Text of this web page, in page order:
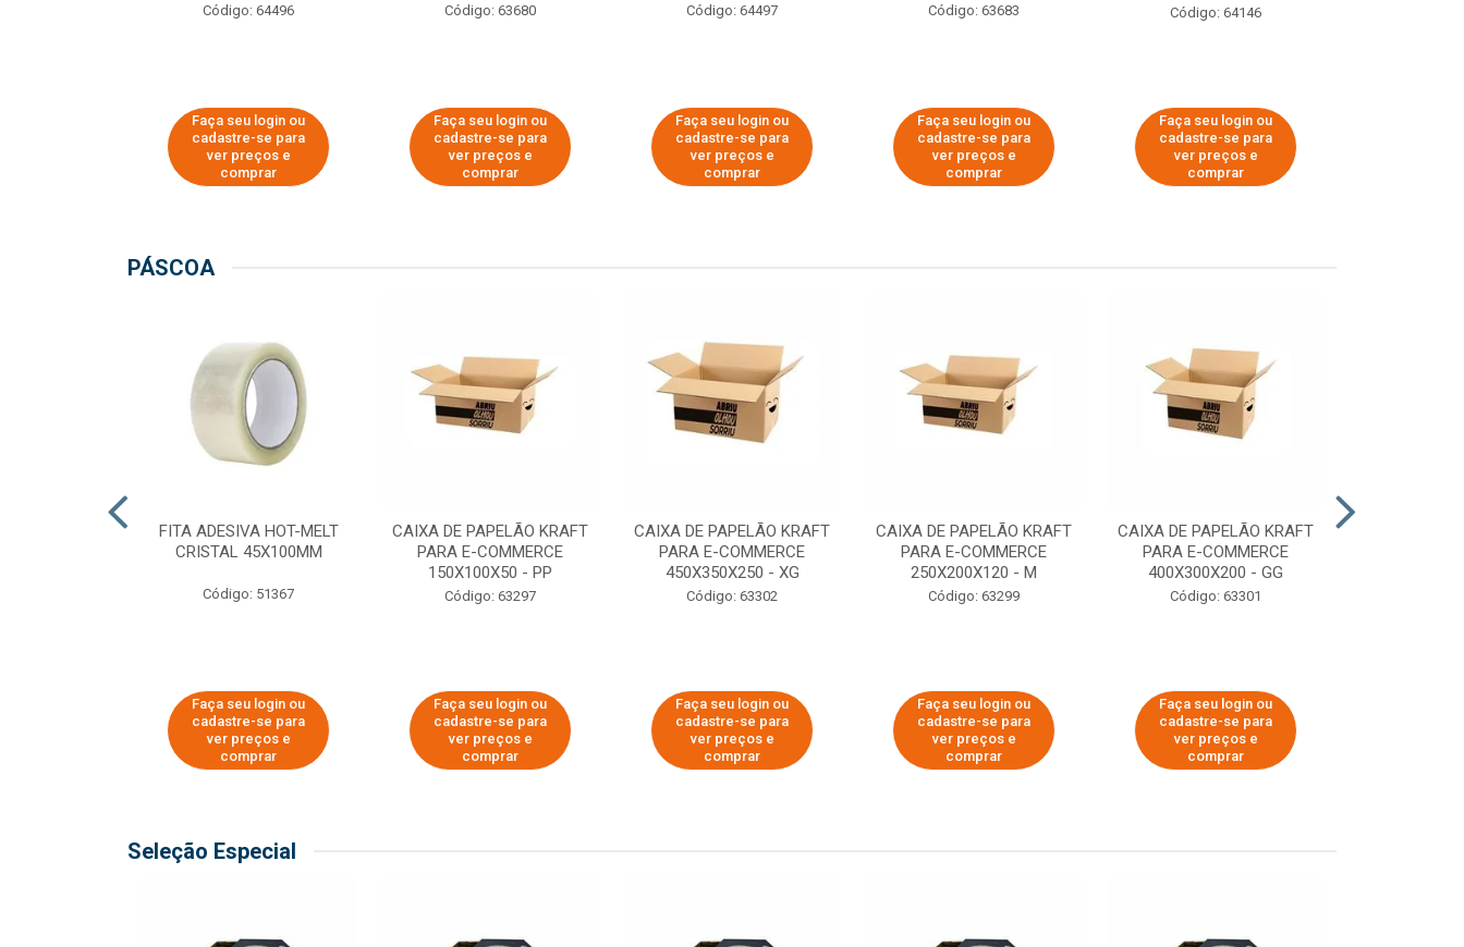
Código: 64496
Faça seu login ou
cadastre-se para
ver preços e
comprar
Código: 63680
Faça seu login ou
cadastre-se para
ver preços e
comprar
Código: 64497
Faça seu login ou
cadastre-se para
ver preços e
comprar
Código: 63683
Faça seu login ou
cadastre-se para
ver preços e
comprar
Código: 64146
Faça seu login ou
cadastre-se para
ver preços e
comprar
PÁSCOA
FITA ADESIVA HOT-MELT
CRISTAL 45X100MM
Código: 51367
Faça seu login ou
cadastre-se para
ver preços e
comprar
CAIXA DE PAPELÃO KRAFT
PARA E-COMMERCE
150X100X50 - PP
Código: 63297
Faça seu login ou
cadastre-se para
ver preços e
comprar
CAIXA DE PAPELÃO KRAFT
PARA E-COMMERCE
450X350X250 - XG
Código: 63302
Faça seu login ou
cadastre-se para
ver preços e
comprar
CAIXA DE PAPELÃO KRAFT
PARA E-COMMERCE
250X200X120 - M
Código: 63299
Faça seu login ou
cadastre-se para
ver preços e
comprar
CAIXA DE PAPELÃO KRAFT
PARA E-COMMERCE
400X300X200 - GG
Código: 63301
Faça seu login ou
cadastre-se para
ver preços e
comprar
Seleção Especial